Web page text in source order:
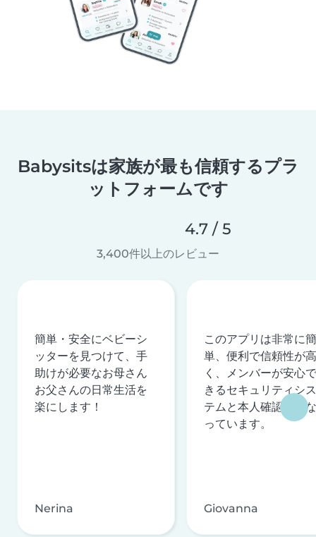
Babysitsは家族が最も信頼するプラ
ットフォームです
4.7 / 5
3,400件以上のレビュー
簡単・安全にベビーシ
ッターを見つけて、手
助けが必要なお母さん
お父さんの日常生活を
楽にします！
Nerina
このアプリは非常に簡
単、便利で信頼性が高
く、メンバーが安心で
きるセキュリティシス
テムと本人確認を行な
っています。
Giovanna